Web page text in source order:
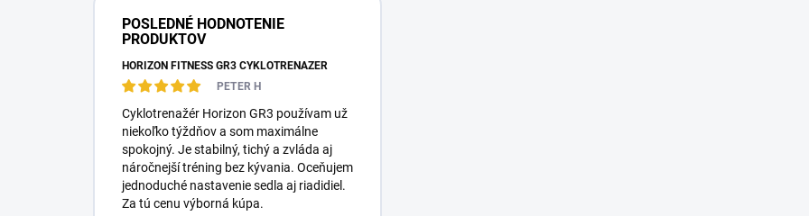
POSLEDNÉ HODNOTENIE
PRODUKTOV
HORIZON FITNESS GR3 CYKLOTRENAŽÉR
PETER H
Cyklotrenažér Horizon GR3 používam už
niekoľko týždňov a som maximálne
spokojný. Je stabilný, tichý a zvláda aj
náročnejší tréning bez kývania. Oceňujem
jednoduché nastavenie sedla aj riadidiel.
Za tú cenu výborná kúpa.